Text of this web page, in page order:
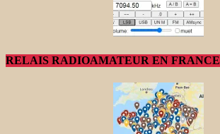
RELAIS RADIOAMATEUR EN FRANCE